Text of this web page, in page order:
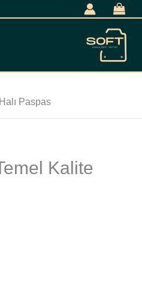
Paspas
Kalite